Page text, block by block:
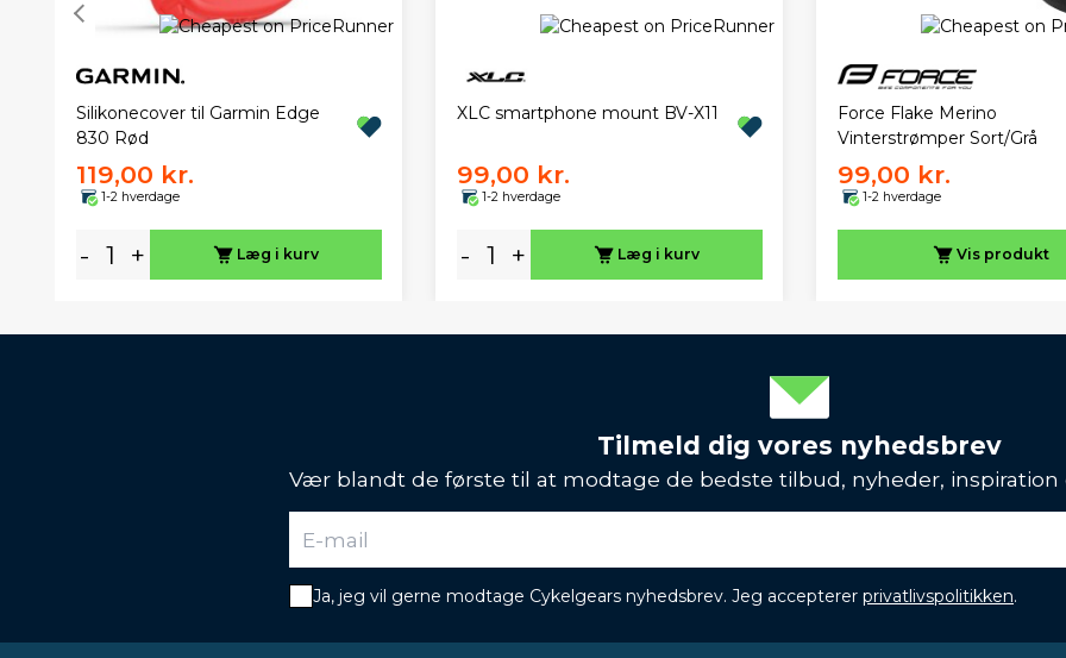
Silikonecover til Garmin Edge
830 Rød
119,00 kr.
1-2 hverdage
- + Læg i kurv
XLC smartphone mount BV-X11
99,00 kr.
1-2 hverdage
- + Læg i kurv
Force Flake Merino
Vinterstrømper Sort/Grå
99,00 kr.
1-2 hverdage
Vis produkt
Tilmeld dig vores nyhedsbrev
Vær blandt de første til at modtage de bedste tilbud, nyheder, inspiration
Ja, jeg vil gerne modtage Cykelgears nyhedsbrev. Jeg accepterer privatlivspolitikken.